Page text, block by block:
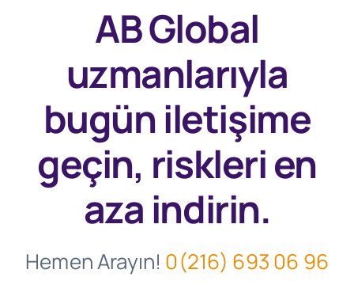
AB Global
uzmanlarıyla
bugüniletişime
geçin, riskleri en
aza indirin.
Hemen Arayın! 0(216) 693 06 96